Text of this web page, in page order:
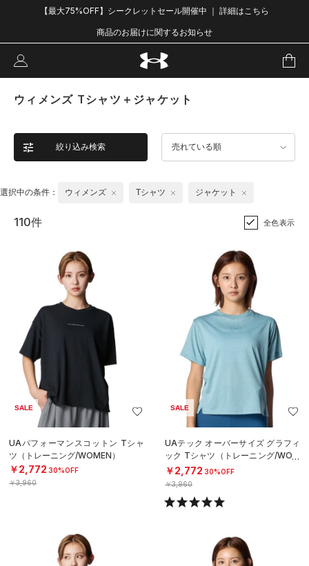
【最大75%OFF】シークレットセール開催中 ｜ 詳細はこちら
商品のお届けに関するお知らせ
ウィメンズ Tシャツ＋ジャケット
絞り込み検索 売れている順
選択中の条件： ウィメンズ Tシャツ ジャケット
110件 全色表示
SALE
UAパフォーマンスコットン Tシャ
ツ（トレーニング/WOMEN）
￥2,772 30%OFF
￥3,960
SALE
UAテック オーバーサイズ グラフィ
ック Tシャツ（トレーニング/WOM
EN）
￥2,772 30%OFF
￥3,960